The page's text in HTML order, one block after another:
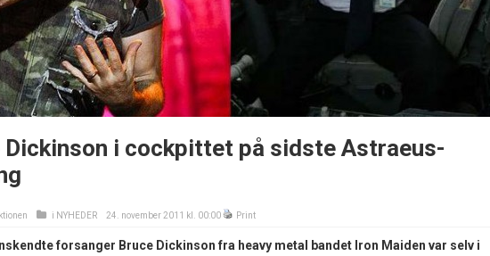
Dickinson i cockpittet på sidste Astraeus-
i NYHEDER 24. november 2011 kl. 00:00 Print
forsanger Bruce Dickinson fra heavy metal bandet Iron Maiden var selv i